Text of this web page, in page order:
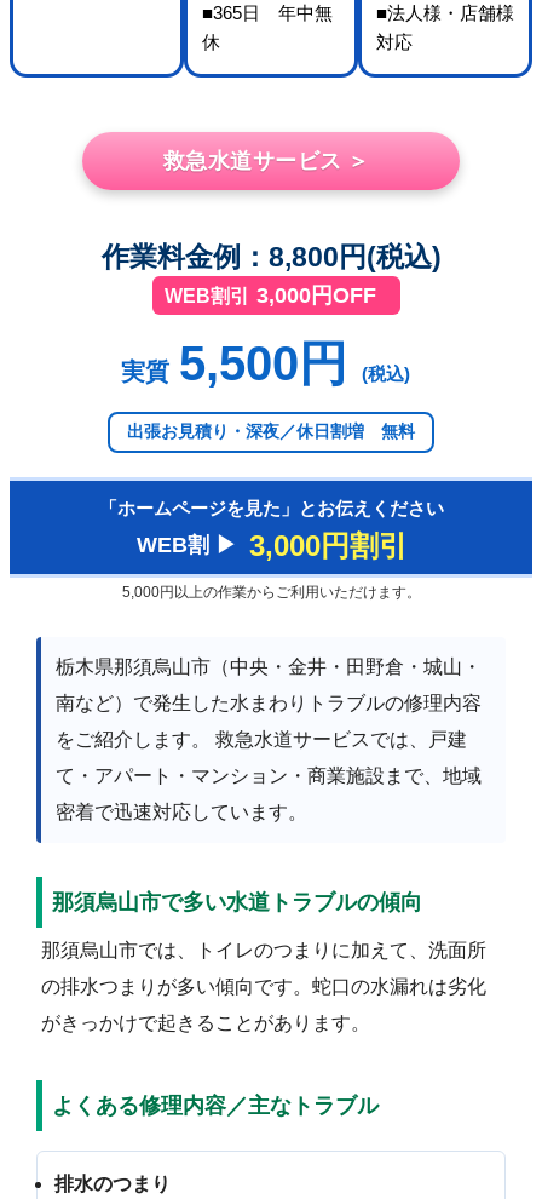
■365日 年中無
休
■法人様・店舗様
対応
救急水道サービス ＞
作業料金例：8,800円(税込)
WEB割引 3,000円OFF
実質 5,500円 (税込)
出張お見積り・深夜／休日割増 無料
「ホームページを見た」とお伝えください
WEB割 ▶︎ 3,000円割引
5,000円以上の作業からご利用いただけます。
栃木県那須烏山市（中央・金井・田野倉・城山・
南など）で発生した水まわりトラブルの修理内容
をご紹介します。 救急水道サービスでは、戸建
て・アパート・マンション・商業施設まで、地域
密着で迅速対応しています。
那須烏山市で多い水道トラブルの傾向
那須烏山市では、トイレのつまりに加えて、洗面所
の排水つまりが多い傾向です。蛇口の水漏れは劣化
がきっかけで起きることがあります。
よくある修理内容／主なトラブル
排水のつまり